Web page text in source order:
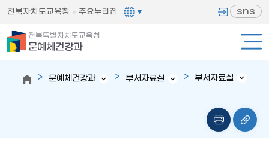
전북자치도교육청 주요누리집 sns
전북특별자치도교육청
문예체건강과
문예체건강과 부서자료실 부서자료실